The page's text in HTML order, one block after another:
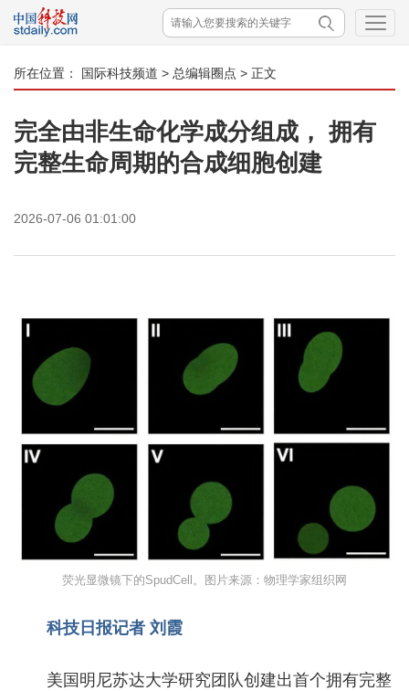
所在位置： 国际科技频道 > 总编辑圈点 > 正文
完全由非生命化学成分组成， 拥有
完整生命周期的合成细胞创建
2026-07-06 01:01:00
荧光显微镜下的SpudCell。图片来源：物理学家组织网
科技日报记者 刘霞
美国明尼苏达大学研究团队创建出首个拥有完整